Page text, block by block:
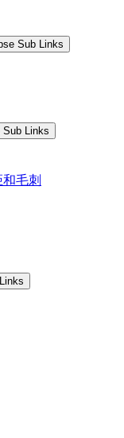
Sub Links
Sub Links
毛刺